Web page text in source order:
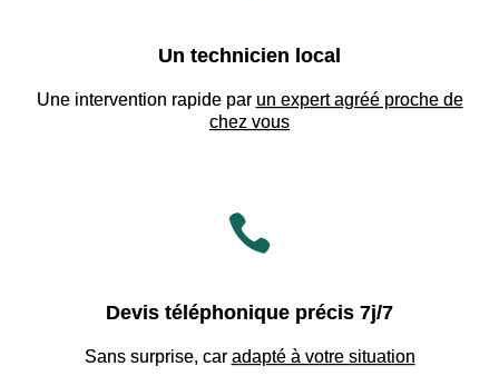
Un technicien local
Une intervention rapide par un expert agréé proche de
chez vous

Devis téléphonique précis 7j/7
Sans surprise, car adapté à votre situation